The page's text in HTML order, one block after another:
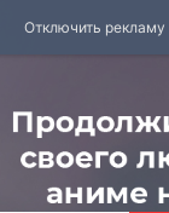
Отключить рекламу